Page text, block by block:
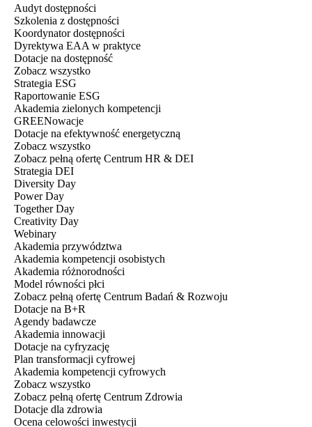
Audyt dostępności
Szkolenia z dostępności
Koordynator dostępności
Dyrektywa EAA w praktyce
Dotacje na dostępność
Zobacz wszystko
Strategia ESG
Raportowanie ESG
Akademia zielonych kompetencji
GREENowacje
Dotacje na efektywność energetyczną
Zobacz wszystko
Zobacz pełną ofertę Centrum HR & DEI
Strategia DEI
Diversity Day
Power Day
Together Day
Creativity Day
Webinary
Akademia przywództwa
Akademia kompetencji osobistych
Akademia różnorodności
Model równości płci
Zobacz pełną ofertę Centrum Badań & Rozwoju
Dotacje na B+R
Agendy badawcze
Akademia innowacji
Dotacje na cyfryzację
Plan transformacji cyfrowej
Akademia kompetencji cyfrowych
Zobacz wszystko
Zobacz pełną ofertę Centrum Zdrowia
Dotacje dla zdrowia
Ocena celowości inwestycji